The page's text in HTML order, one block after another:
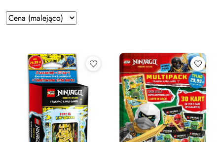
Zastosowano
sortowanie:
(malejąco).
Sortuj
według